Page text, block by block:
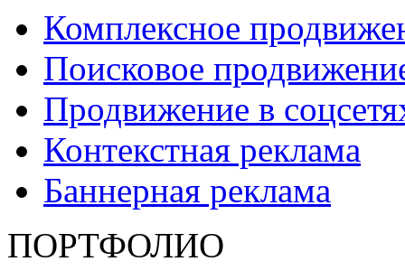
Комплексное
Поисковое
Продвижение в
Контекстная реклама
Баннерная реклама
ПОРТФОЛИО